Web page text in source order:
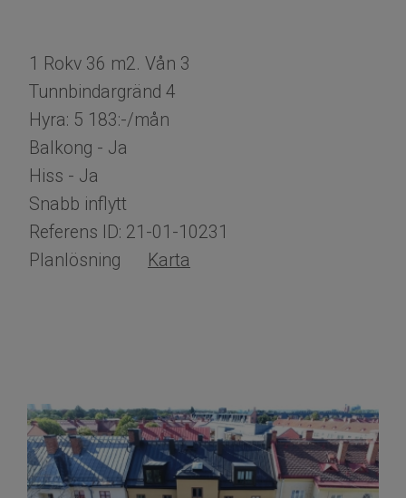
1 Rokv 36 m2. Vån 3
Tunnbindargränd 4
Hyra: 5 183:-/mån
Balkong - Ja
Hiss - Ja
Snabb inflytt
Referens ID: 21-01-10231
Planlösning
Karta